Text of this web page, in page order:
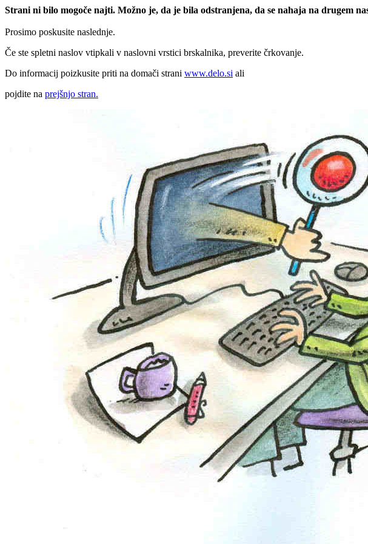
Strani ni bilo mogoče najti. Možno je, da je bila odstranjena, da se nahaja na drugem
Prosimo poskusite naslednje.
Če ste spletni naslov vtipkali v naslovni vrstici brskalnika, preverite črkovanje.
Do informacij poizkusite priti na domači strani www.delo.si ali
pojdite na prejšnjo stran.